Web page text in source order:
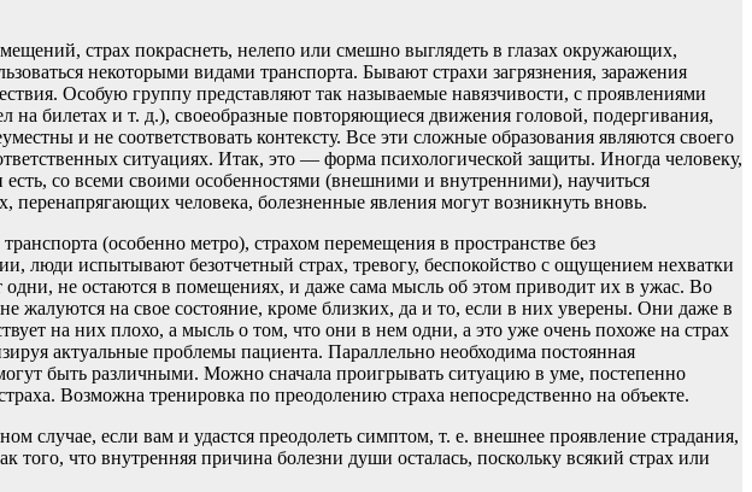
страх покраснеть, нелепо или смешно выглядеть в глазах окружающих,
некоторыми видами транспорта. Бывают страхи загрязнения, заражения
Особую группу представляют так называемые навязчивости, с проявлениями
билетах и т. д.), своеобразные повторяющиеся движения головой, подергивания,
и не соответствовать контексту. Все эти сложные образования являются своего
ситуациях. Итак, это — форма психологической защиты. Иногда человеку,
есть, со всеми своими особенностями (внешними и внутренними), научиться
человека, болезненные явления могут возникнуть вновь.
(особенно метро), страхом перемещения в пространстве без
люди испытывают безотчетный страх, тревогу, беспокойство с ощущением нехватки
не остаются в помещениях, и даже сама мысль об этом приводит их в ужас. Во
жалуются на свое состояние, кроме близких, да и то, если в них уверены. Они даже в
на них плохо, а мысль о том, что они в нем одни, а это уже очень похоже на страх
актуальные проблемы пациента. Параллельно необходима постоянная
быть различными. Можно сначала проигрывать ситуацию в уме, постепенно
Возможна тренировка по преодолению страха непосредственно на объекте.
случае, если вам и удастся преодолеть симптом, т. е. внешнее проявление страдания,
того, что внутренняя причина болезни души осталась, поскольку всякий страх или